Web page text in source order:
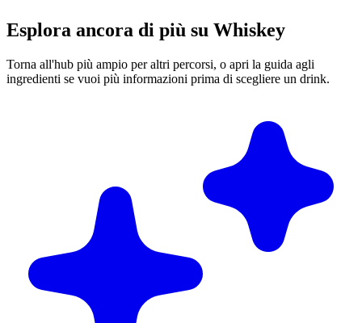
Esplora ancora di più su Whiskey
Torna all'hub più ampio per altri percorsi, o apri la guida agli
ingredienti se vuoi più informazioni prima di scegliere un drink.